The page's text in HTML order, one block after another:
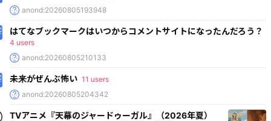
anond:20260805193948
はてなブックマークはいつからコメントサイトになったんだろう？
4 users
anond:20260805210133
未来がぜんぶ怖い 11 users
anond:20260805204342
TVアニメ『天幕のジャードゥーガル』（2026年夏）